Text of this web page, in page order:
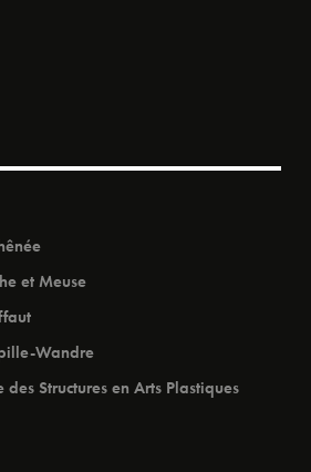
et Meuse
Wandre
des Structures en Arts Plastiques